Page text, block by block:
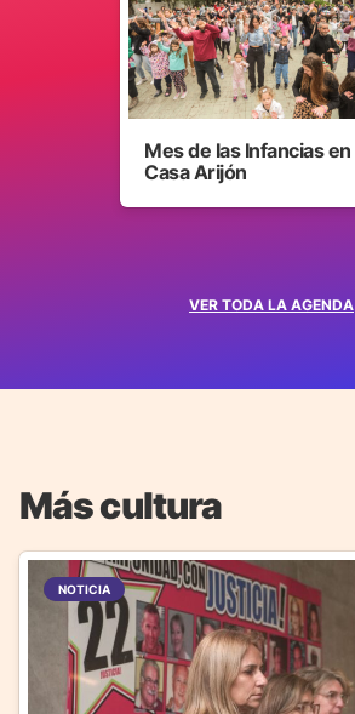
VER TODA LA AGENDA
Mes de las Infancias en
Casa Arijón
Más cultura
NOTICIA